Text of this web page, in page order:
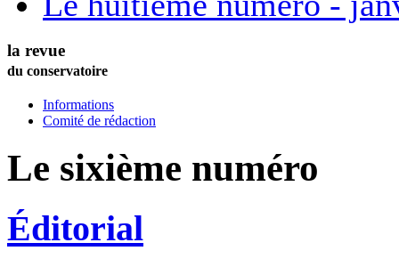
la revue
du conservatoire
Informations
Comité de rédaction
Le sixième numéro
Éditorial